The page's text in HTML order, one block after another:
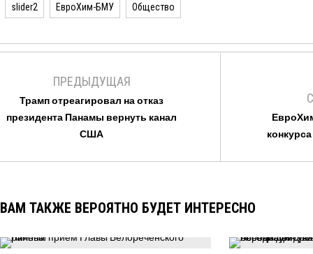
slider2 ЕвроХим-БМУ Общество
ПРЕДЫДУЩАЯ
Трамп отреагировал на отказ
президента Панамы вернуть канал
США
ВАМ ТАКЖЕ ВЕРОЯТНО БУДЕТ ИНТЕРЕСНО